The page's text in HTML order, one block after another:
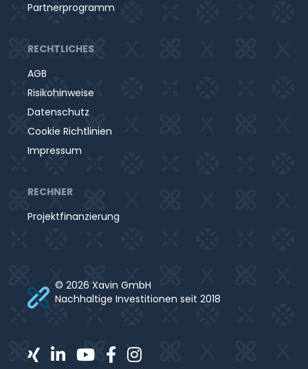
Partnerprogramm
RECHTLICHES
AGB
Risikohinweise
Datenschutz
Cookie Richtlinien
Impressum
RECHNER
Projektfinanzierung
© 2026 Xavin GmbH
Nachhaltige Investitionen seit 2018